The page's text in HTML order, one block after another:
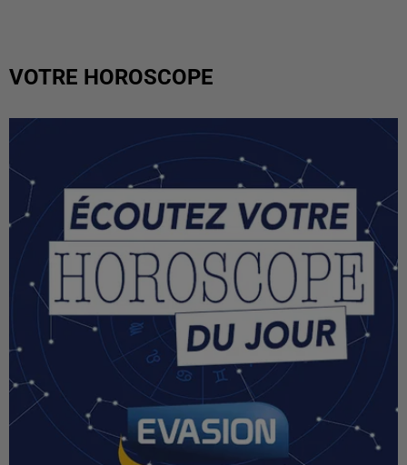
VOTRE HOROSCOPE